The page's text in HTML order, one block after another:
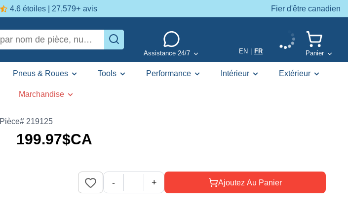
4.6 étoiles | 27,579+ avis Fier d'être canadien
Assistance 24/7 EN FR Panier
Pneus & Roues Tools Performance Intérieur Extérieur
Marchandise
Pièce# 219125
199.97$CA
Ajoutez Au Panier
- +